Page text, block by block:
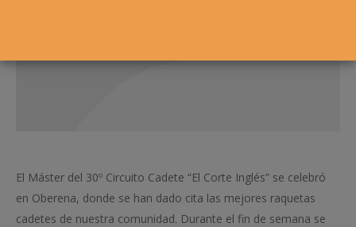
El Máster del 30º Circuito Cadete “El Corte Inglés” se celebró
en Oberena, donde se han dado cita las mejores raquetas
cadetes de nuestra comunidad. Durante el fin de semana se